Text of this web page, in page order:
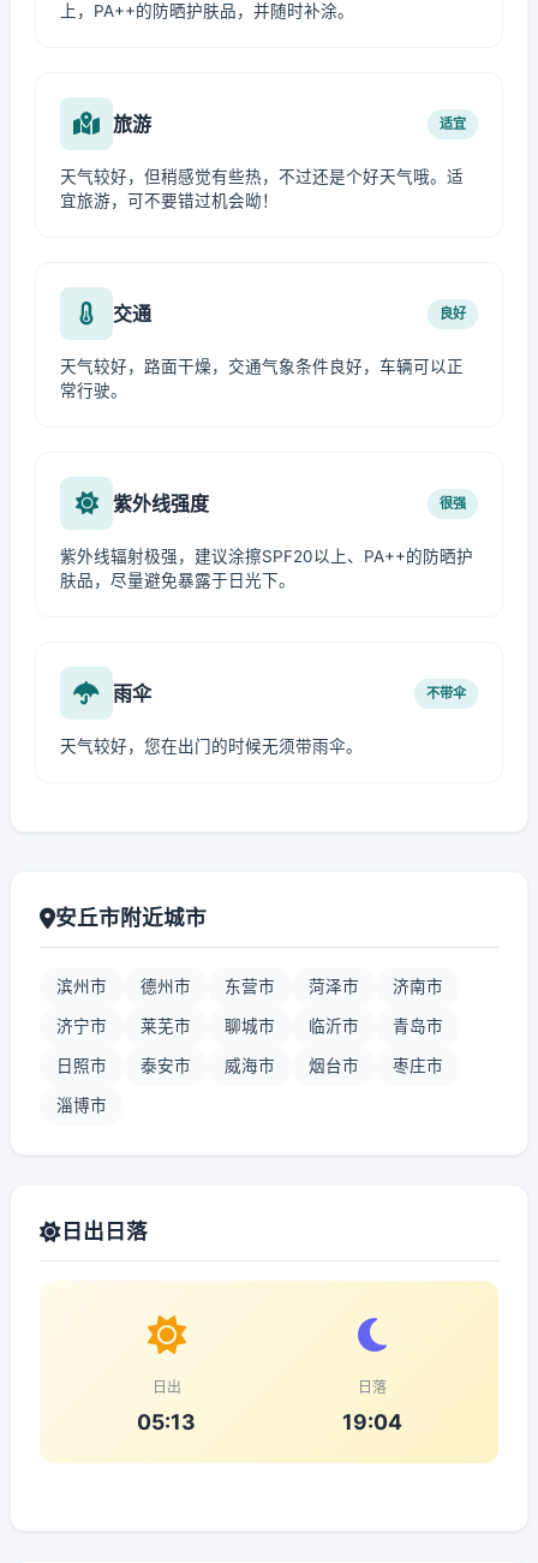
上，PA++的防晒护肤品，并随时补涂。
旅游 适宜
天气较好，但稍感觉有些热，不过还是个好天气哦。适
宜旅游，可不要错过机会呦！
交通 良好
天气较好，路面干燥，交通气象条件良好，车辆可以正
常行驶。
紫外线强度 很强
紫外线辐射极强，建议涂擦SPF20以上、PA++的防晒护
肤品，尽量避免暴露于日光下。
雨伞 不带伞
天气较好，您在出门的时候无须带雨伞。
安丘市附近城市
滨州市 德州市 东营市 菏泽市 济南市
济宁市 莱芜市 聊城市 临沂市 青岛市
日照市 泰安市 威海市 烟台市 枣庄市
淄博市
日出日落
日出
05:13
日落
19:04